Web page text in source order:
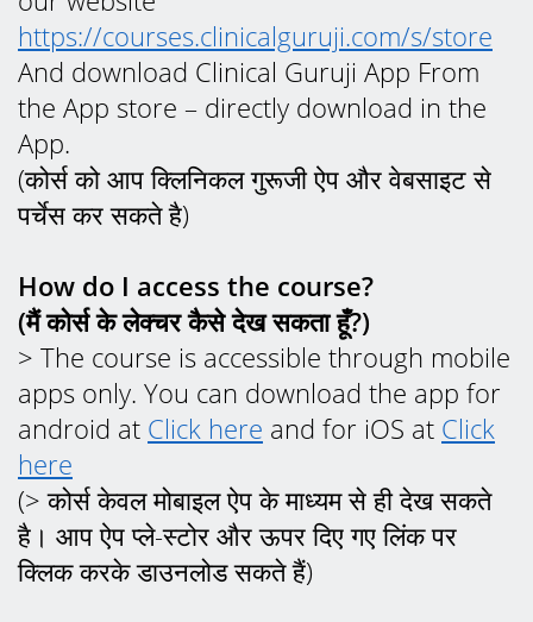
https://courses.clinicalguruji.com/s/store
And download Clinical Guruji App From
the App store – directly download in the
App.
(कोर्स को आप क्लिनिकल गुरूजी ऐप और वेबसाइट से
पर्चेस कर सकते है)
How do I access the course?
(मैं कोर्स के लेक्चर कैसे देख सकता हूँ?)
> The course is accessible through mobile
apps only. You can download the app for
android at Click here and for iOS at Click
here
(> कोर्स केवल मोबाइल ऐप के माध्यम से ही देख सकते
है। आप ऐप प्ले-स्टोर और ऊपर दिए गए लिंक पर
क्लिक करके डाउनलोड सकते हैं)